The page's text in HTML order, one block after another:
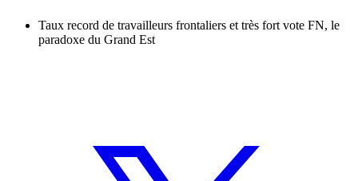
Taux record de travailleurs frontaliers et très fort vote FN, le
paradoxe du Grand Est